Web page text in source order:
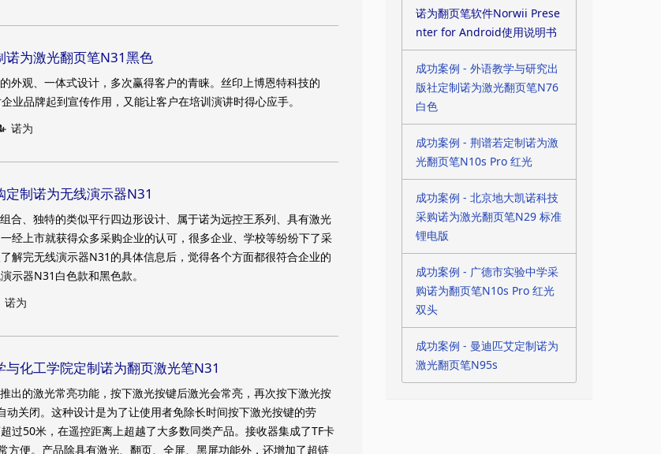
诺为激光翻页笔N31黑色
外观、一体式设计，多次赢得客户的青睐。丝印上博恩特科技的
业品牌起到宣传作用，又能让客户在培训演讲时得心应手。
诺为
定制诺为无线演示器N31
合、独特的类似平行四边形设计、属于诺为远控王系列、具有激光
经上市就获得众多采购企业的认可，很多企业、学校等纷纷下了采
解完无线演示器N31的具体信息后，觉得各个方面都很符合企业的
示器N31白色款和黑色款。
诺为
化工学院定制诺为翻页激光笔N31
出的激光常亮功能，按下激光按键后激光会常亮，再次按下激光按
动关闭。这种设计是为了让使用者免除长时间按下激光按键的劳
过50米，在遥控距离上超越了大多数同类产品。接收器集成了TF卡
方便。产品除具有激光、翻页、全屏、黑屏功能外，还增加了超链
诺为翻页笔软件Norwii Prese
nter for Android使用说明书
成功案例 - 外语教学与研究出
版社定制诺为激光翻页笔N76
白色
成功案例 - 荆谱若定制诺为激
光翻页笔N10s Pro 红光
成功案例 - 北京地大凯诺科技
采购诺为激光翻页笔N29 标准
锂电版
成功案例 - 广德市实验中学采
购诺为翻页笔N10s Pro 红光
双头
成功案例 - 曼迪匹艾定制诺为
激光翻页笔N95s